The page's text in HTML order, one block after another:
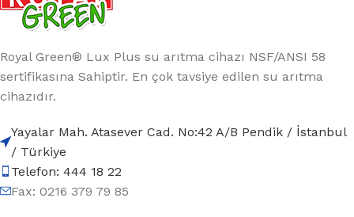
Royal Green® Lux Plus su arıtma cihazı NSF/ANSI 58
sertifikasına Sahiptir. En çok tavsiye edilen su arıtma
cihazıdır.
Yayalar Mah. Atasever Cad. No:42 A/B Pendik / İstanbul
/ Türkiye
Telefon: 444 18 22
Fax: 0216 379 79 85